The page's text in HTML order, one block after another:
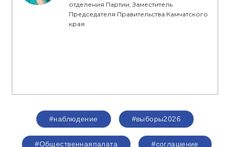
отделения Партии, Заместитель
Председателя Правительства Камчатского
края
#наблюдение #выборы2026
#Общественнаяпалата #соглашение